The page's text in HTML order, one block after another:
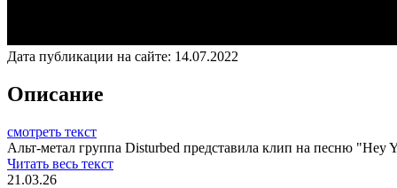
Дата публикации на сайте: 14.07.2022
Описание
смотреть текст
Альт-метал группа Disturbed представила клип на песню "Hey
Читать весь текст
21.03.26